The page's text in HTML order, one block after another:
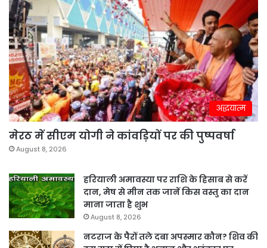
अद्धयात्म
मेरठ में सीएम योगी ने कांवड़ियों पर की पुष्पवर्षा
August 8, 2026
हरियाली अमावस्या पर राशि के हिसाब से करें
दान, मेष से मीन तक जानें किस वस्तु का दान
माना जाता है शुभ
August 8, 2026
नटराज के पैरों तले दबा अपस्मार कौन? शिव की